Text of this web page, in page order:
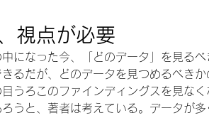
視点が必要
になった今、「どのデータ」を見る
るだが、どのデータを見つめるべき
うろこのファインディングスを見な
うと、著者は考えている。データが